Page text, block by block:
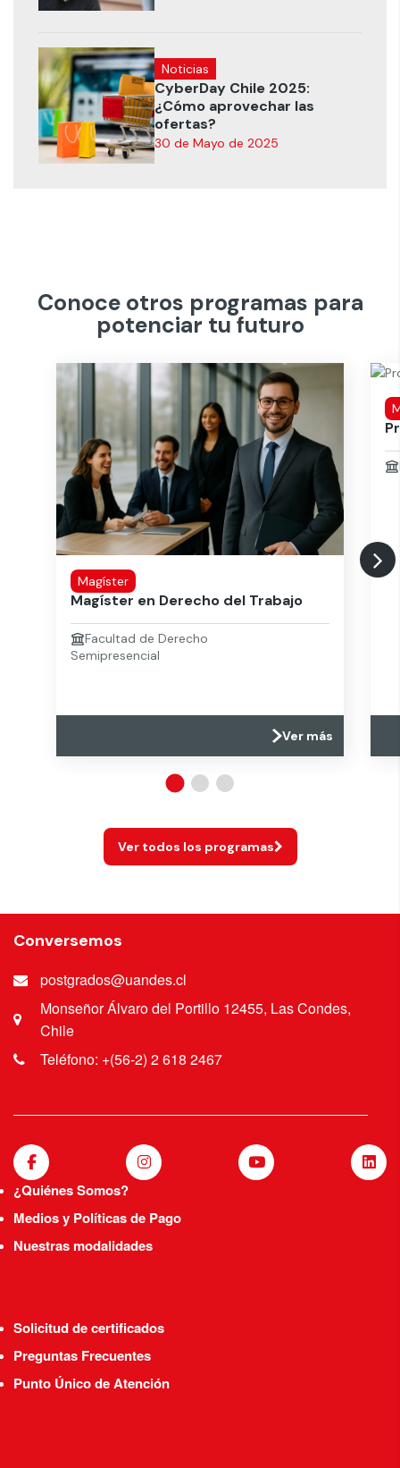
Noticias
CyberDay Chile 2025:
¿Cómo aprovechar las
ofertas?
30 de Mayo de 2025
Conoce otros programas para
potenciar tu futuro
Magíster
Magíster en Derecho del Trabajo
Facultad de Derecho
Semipresencial
Ver más
Ver todos los programas
Conversemos
postgrados@uandes.cl
Monseñor Álvaro del Portillo 12455, Las Condes,
Chile
Teléfono: +(56-2) 2 618 2467
¿Quiénes Somos?
Medios y Políticas de Pago
Nuestras modalidades
Solicitud de certificados
Preguntas Frecuentes
Punto Único de Atención